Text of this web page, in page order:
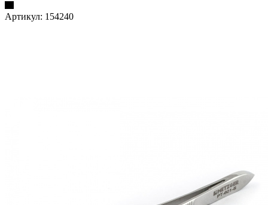
Артикул: 154240